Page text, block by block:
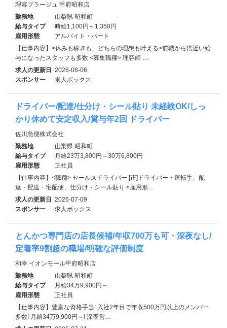
理容プラージュ 甲府昭和店
勤務地
山梨県 昭和町
給与タイプ
時給1,100円～1,350円
雇用形態
アルバイト・パート
【仕事内容】<休みも稼ぎも、どちらの理想も叶える>前職から倍近い給
与になったスタッフも多数 <募集職種> 理容師 …
求人の更新日 2026-08-06
スポンサー
求人ボックス
ドライバー/配達/仕分け・シール貼り 未経験OK/しっ
かり休めて安定収入/賞与年2回 ドライバー
佐川急便株式会社
勤務地
山梨県 昭和町
給与タイプ
月給23万3,800円～30万6,800円
雇用形態
正社員
【仕事内容】<職種> セールスドライバー [正]ドライバー・運転手、配
達・配送・宅配便、仕分け・シール貼り <雇用形…
求人の更新日 2026-07-09
スポンサー
求人ボックス
とんかつ専門店の店長候補/年収700万も可・深夜なし/
定着率9割超の職場/明確な評価制度
和幸 イオンモール甲府昭和店
勤務地
山梨県 昭和町
給与タイプ
月給34万9,900円～
雇用形態
正社員
【仕事内容】豊富な資格手当! 入社2年目で年収500万円以上のメンバー
多数! 月給34万9,900円～! 深夜営…